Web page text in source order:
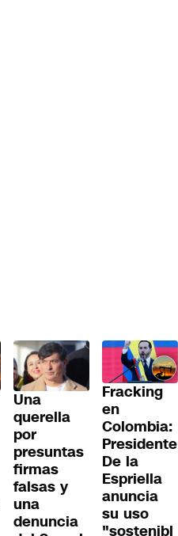
Una
querella
por
presuntas
firmas
falsas y
una
denuncia
Fracking
en
Colombia:
Presidente
De la
Espriella
anuncia
su uso
"sostenibl